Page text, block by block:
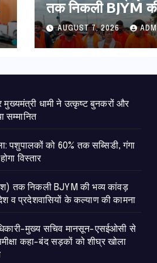
तक निकली BJYM
कांवड़ यात्रा; तेजस्वी
की देश व
कल्याण की कामना
AUGUST 7, 2026
मुख्यमंत्री धामी ने उत्कृष्ट बुनकरों और
सम्मानित
पशुपालकों को 60% तक सब्सिडी, गंगा
विस्तार
तक निकली BJYM की भव्य कांवड़
व प्रदेशवासियों के कल्याण की कामना
मुख्य सचिव मानसून-एसईओसी से
कहा-बंद सड़कों को शीघ्र खोला